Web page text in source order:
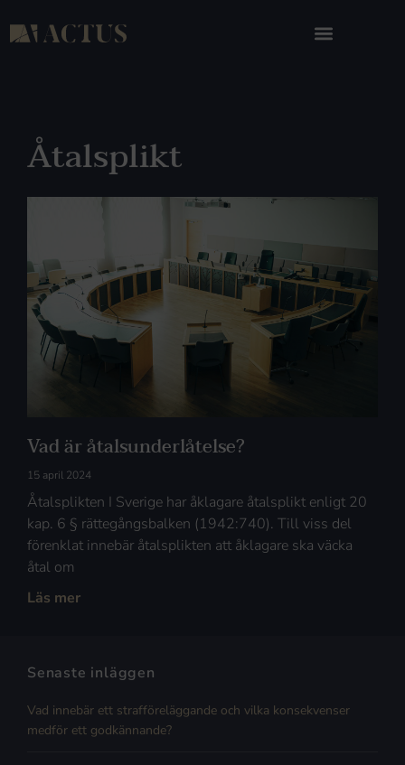
Åtalsplikt
Vad är åtalsunderlåtelse?
15 april 2024
Åtalsplikten I Sverige har åklagare åtalsplikt enligt 20
kap. 6 § rättegångsbalken (1942:740). Till viss del
förenklat innebär åtalsplikten att åklagare ska väcka
åtal om
Läs mer
Senaste inläggen
Vad innebär ett strafföreläggande och vilka konsekvenser
medför ett godkännande?